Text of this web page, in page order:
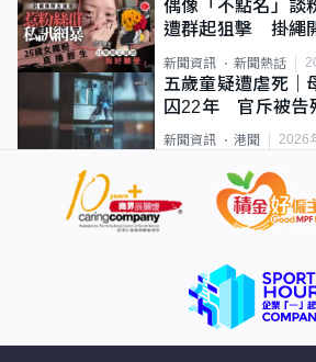
偶像「不點名」
遭群起狙擊 掛繩
新聞資訊 新聞熱話
五歲童疑遭虐死｜
囚22年 官斥被告
新聞資訊 港聞 2026